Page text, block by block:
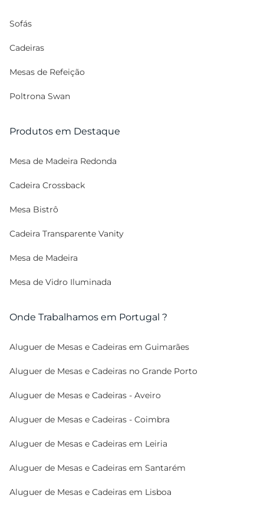
Sofás
Cadeiras
Mesas de Refeição
Poltrona Swan
Produtos em Destaque
Mesa de Madeira Redonda
Cadeira Crossback
Mesa Bistrô
Cadeira Transparente Vanity
Mesa de Madeira
Mesa de Vidro Iluminada
Onde Trabalhamos em Portugal ?
Aluguer de Mesas e Cadeiras em Guimarães
Aluguer de Mesas e Cadeiras no Grande Porto
Aluguer de Mesas e Cadeiras - Aveiro
Aluguer de Mesas e Cadeiras - Coimbra
Aluguer de Mesas e Cadeiras em Leiria
Aluguer de Mesas e Cadeiras em Santarém
Aluguer de Mesas e Cadeiras em Lisboa